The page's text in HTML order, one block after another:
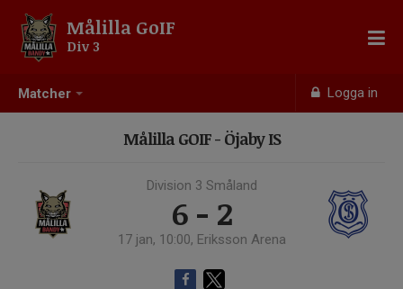
Matcher Logga in
Målilla GoIF
Div 3
Målilla GOIF - Öjaby IS
Division 3 Småland
6 - 2
17 jan, 10:00, Eriksson Arena